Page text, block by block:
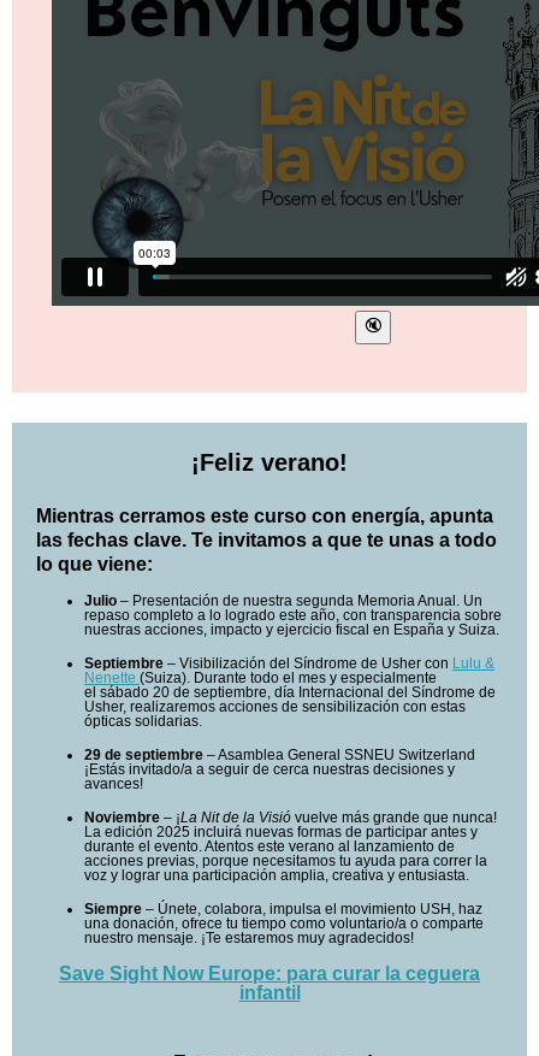
¡Feliz verano!
Mientras cerramos este curso con energía, apunta
las fechas clave. Te invitamos a que te unas a todo
lo que viene:
Julio – Presentación de nuestra segunda Memoria Anual. Un
repaso completo a lo logrado este año, con transparencia sobre
nuestras acciones, impacto y ejercicio fiscal en España y Suiza.
Septiembre – Visibilización del Síndrome de Usher con Lulu &
Nenette (Suiza). Durante todo el mes y especialmente
el sábado 20 de septiembre, día Internacional del Síndrome de
Usher, realizaremos acciones de sensibilización con estas
ópticas solidarias.
29 de septiembre – Asamblea General SSNEU Switzerland
¡Estás invitado/a a seguir de cerca nuestras decisiones y
avances!
Noviembre – ¡La Nit de la Visió vuelve más grande que nunca!
La edición 2025 incluirá nuevas formas de participar antes y
durante el evento. Atentos este verano al lanzamiento de
acciones previas, porque necesitamos tu ayuda para correr la
voz y lograr una participación amplia, creativa y entusiasta.
Siempre – Únete, colabora, impulsa el movimiento USH, haz
una donación, ofrece tu tiempo como voluntario/a o comparte
nuestro mensaje. ¡Te estaremos muy agradecidos!
Save Sight Now Europe: para curar la ceguera
infantil